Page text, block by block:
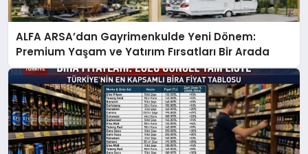
ALFA ARSA’dan Gayrimenkulde Yeni Dönem:
Premium Yaşam ve Yatırım Fırsatları Bir Arada